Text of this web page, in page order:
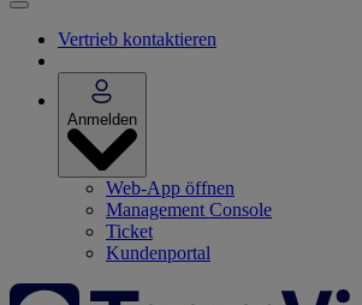
Vertrieb kontaktieren
Anmelden
Web-App öffnen
Management Console
Ticket
Kundenportal